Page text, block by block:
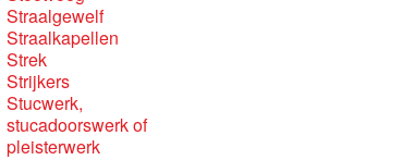
Straalgewelf
Straalkapellen
Strek
Strijkers
Stucwerk,
stucadoorswerk of
pleisterwerk